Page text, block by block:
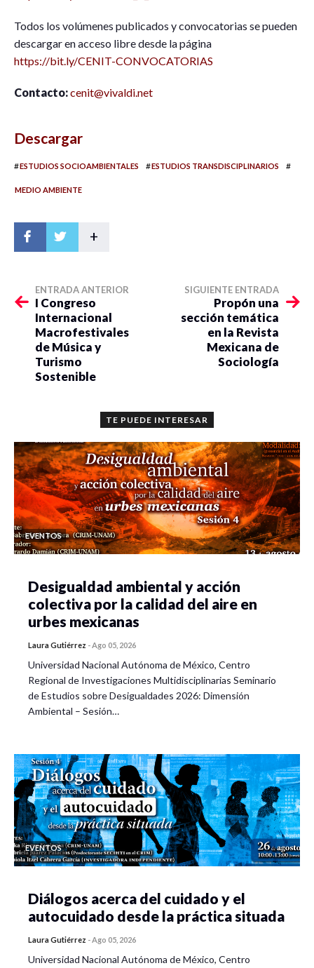
Todos los volúmenes publicados y convocatorias se pueden
descargar en acceso libre desde la página
https://bit.ly/CENIT-CONVOCATORIAS
Contacto:cenit@vivaldi.net
Descargar
#ESTUDIOS SOCIOAMBIENTALES #ESTUDIOS TRANSDISCIPLINARIOS #
MEDIO AMBIENTE
+
ENTRADA ANTERIOR
I Congreso
Internacional
Macrofestivales
de Música y
Turismo
Sostenible
SIGUIENTE ENTRADA
Propón una
sección temática
en la Revista
Mexicana de
Sociología
TE PUEDE INTERESAR
EVENTOS
Desigualdad ambiental y acción
colectiva por la calidad del aire en
urbes mexicanas
Laura Gutiérrez -Ago 05, 2026
Universidad Nacional Autónoma de México, Centro
Regional de Investigaciones Multidisciplinarias Seminario
de Estudios sobre Desigualdades 2026: Dimensión
Ambiental – Sesión…
EVENTOS
Diálogos acerca del cuidado y el
autocuidado desde la práctica situada
Laura Gutiérrez -Ago 05, 2026
Universidad Nacional Autónoma de México, Centro